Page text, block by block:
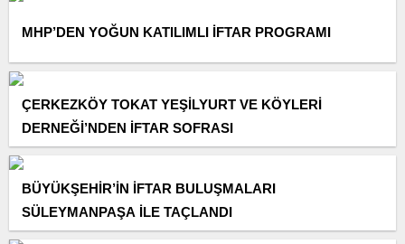
MHP’DEN YOĞUN KATILIMLI İFTAR PROGRAMI
ÇERKEZKÖY TOKAT YEŞİLYURT VE KÖYLERİ
DERNEĞİ’NDEN İFTAR SOFRASI
BÜYÜKŞEHİR’İN İFTAR BULUŞMALARI
SÜLEYMANPAŞA İLE TAÇLANDI